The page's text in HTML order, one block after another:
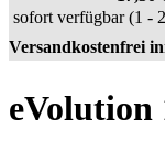
sofort verfügbar(1 -
Versandkostenfrei
eVolution